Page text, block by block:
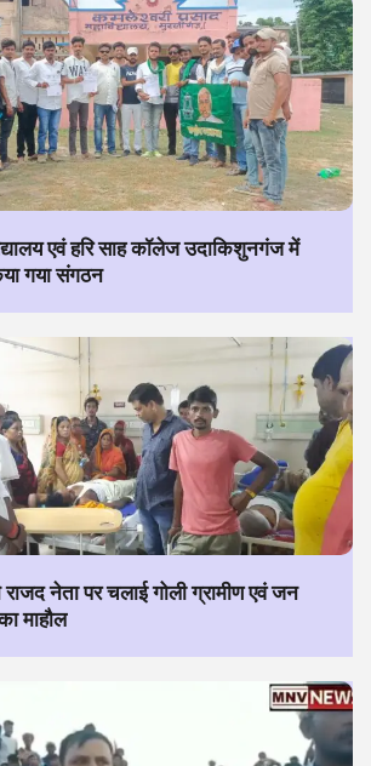
एवं हरि साह कॉलेज उदाकिशुनगंज में
गया संगठन
नेता पर चलाई गोली ग्रामीण एवं जन
माहौल